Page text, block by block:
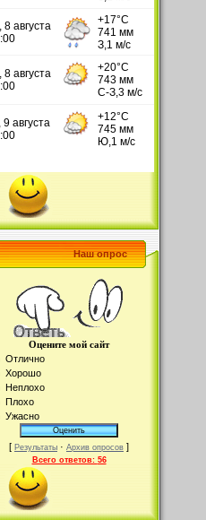
Наш опрос
Оцените мой сайт
Отлично
Хорошо
Неплохо
Плохо
Ужасно
[ Результаты · Архив опросов ]
Всего ответов: 56